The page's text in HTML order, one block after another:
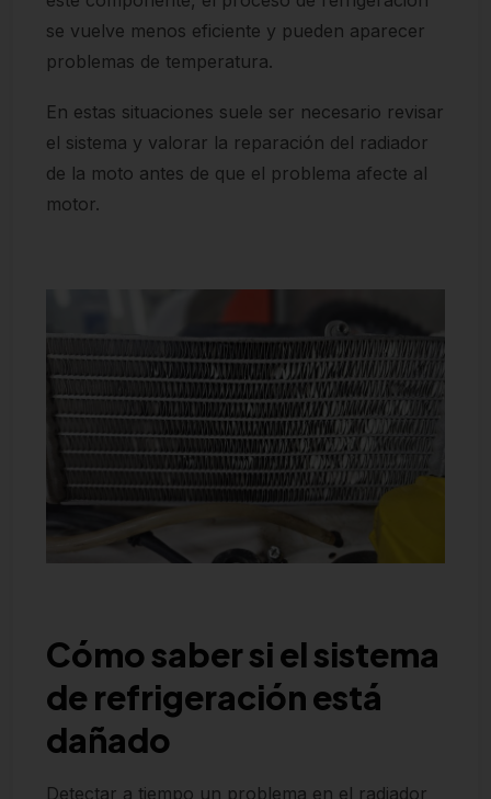
se vuelve menos eficiente y pueden aparecer
problemas de temperatura.
En estas situaciones suele ser necesario revisar
el sistema y valorar la reparación del radiador
de la moto antes de que el problema afecte al
motor.
Cómo saber si el sistema
de refrigeración está
dañado
Detectar a tiempo un problema en el radiador